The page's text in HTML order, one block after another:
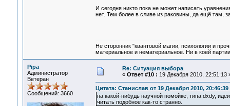
И сегодня никто пока не может написать
нет. Тем более в сливе из раковины, да ещё там,
Не сторонник "квантовой магии, психологии и
материальное и нематериальное. Ни в коей
Pipa
Администратор
Ветеран
Сообщений: 3660
Re: Ситуация выбора
« Ответ #10 : 19 Декабря 2010, 22:51:13
Цитата: Станислав от 19 Декабря 2010, 20:46:39
на какой-нибудь научной помойке, типа dxdy,
читать подобное как-то странно.